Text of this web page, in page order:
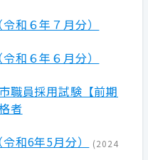
和６年７月分）
和６年６月分）
職員採用試験【前期
者
和6年5月分） (2024